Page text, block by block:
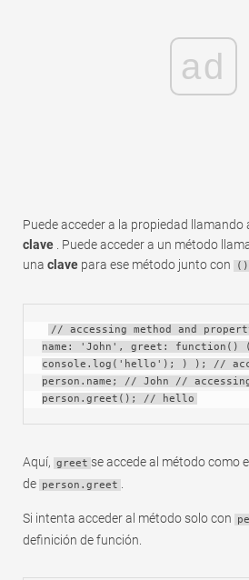
ad
Puede acceder a la propiedad llamando
clave . Puede acceder a un método
una clave para ese método junto con ()
// accessing method and
name: 'John', greet: function() (
console.log('hello'); ) ); //
person.name; // John // accessing
person.greet(); // hello
Aquí, greet se accede al método como
de person.greet
Si intenta acceder al método solo con
definición de función.